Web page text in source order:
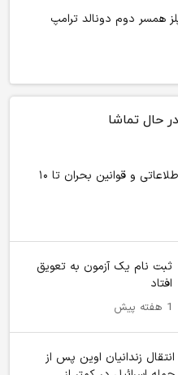
همسر دوم دونالد ترامپ
حال تماشا
فراخوان طراحی زیرسامانه بانک اطلاعاتی و قوانین بحران تا ۱۰
ثبت نام یک آزمون به تعویق
افتاد
1 هفته پیش
انتقال زندانیان اوین پس از